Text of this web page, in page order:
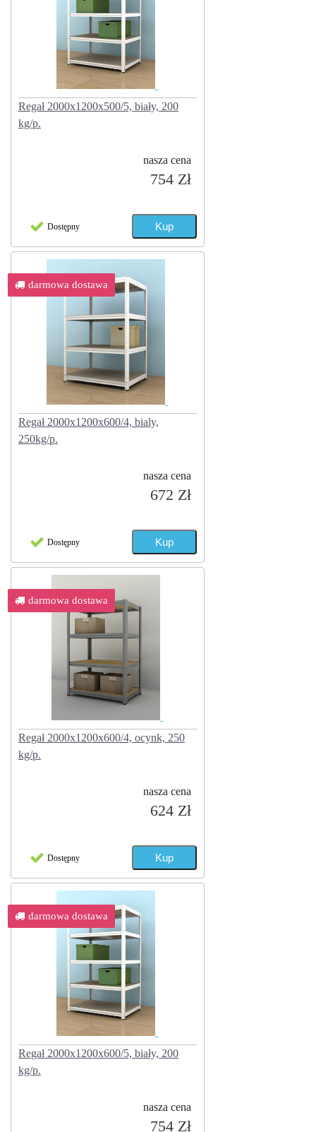
Regał 2000x1200x500/5, biały, 200
kg/p.
nasza cena
754 Zł
Dostępny
Regał 2000x1200x600/4, bialy,
250kg/p.
nasza cena
672 Zł
Dostępny
darmowa dostawa
Regał 2000x1200x600/4, ocynk, 250
kg/p.
nasza cena
624 Zł
Dostępny
darmowa dostawa
Regał 2000x1200x600/5, biały, 200
kg/p.
nasza cena
754 Zł
darmowa dostawa